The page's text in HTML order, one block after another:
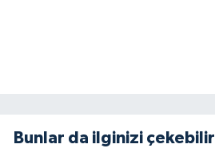
Bunlar da ilginizi çekebilir
MİZAH